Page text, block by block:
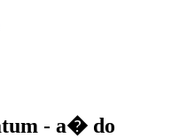
- a� do